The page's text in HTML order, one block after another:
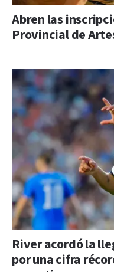
Abren las
Provincial de
River acordó la
por una cifra